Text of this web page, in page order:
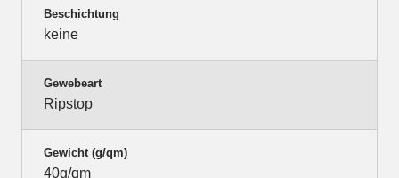
Beschichtung
keine
Gewebeart
Ripstop
Gewicht (g/qm)
40g/qm